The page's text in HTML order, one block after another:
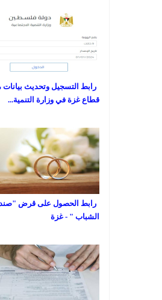
رابط التسجيل وتحديث
قطاع غزة في وزارة التنمية...
رابط الحصول على قرض
الشباب " - غزة